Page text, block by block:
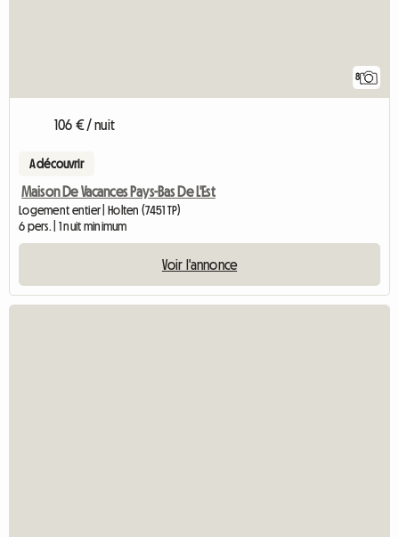
8
106 € / nuit
A découvrir
Maison De Vacances Pays-Bas De L'Est
Logement entier | Holten (7451 TP)
6 pers. | 1 nuit minimum
Voir l'annonce